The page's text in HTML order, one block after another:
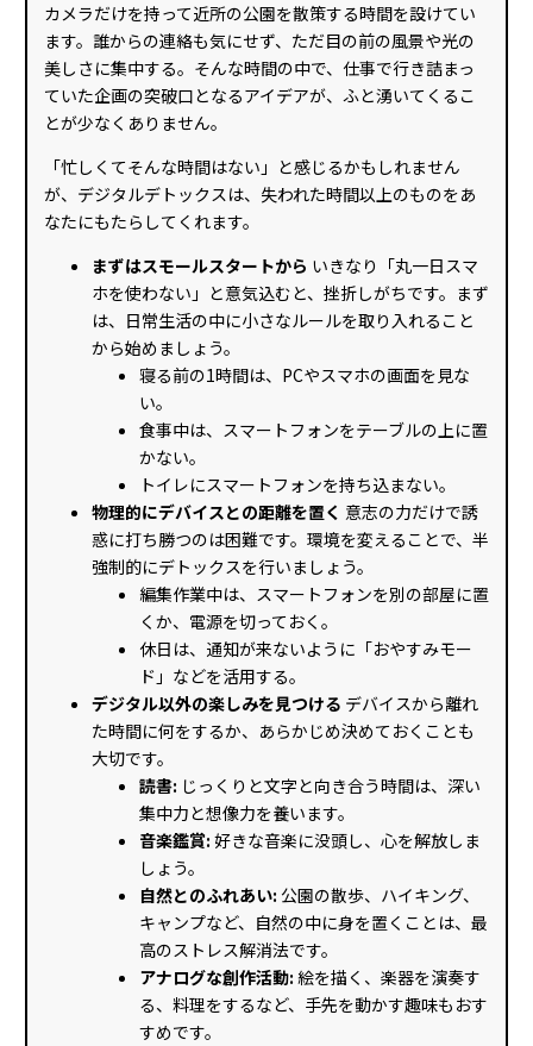
カメラだけを持って近所の公園を散策する時間を設けてい
ます。誰からの連絡も気にせず、ただ目の前の風景や光の
美しさに集中する。そんな時間の中で、仕事で行き詰まっ
ていた企画の突破口となるアイデアが、ふと湧いてくるこ
とが少なくありません。
「忙しくてそんな時間はない」と感じるかもしれません
が、デジタルデトックスは、失われた時間以上のものをあ
なたにもたらしてくれます。
まずはスモールスタートから いきなり「丸一日スマ
ホを使わない」と意気込むと、挫折しがちです。まず
は、日常生活の中に小さなルールを取り入れること
から始めましょう。
寝る前の1時間は、PCやスマホの画面を見な
い。
食事中は、スマートフォンをテーブルの上に置
かない。
トイレにスマートフォンを持ち込まない。
物理的にデバイスとの距離を置く 意志の力だけで誘
惑に打ち勝つのは困難です。環境を変えることで、半
強制的にデトックスを行いましょう。
編集作業中は、スマートフォンを別の部屋に置
くか、電源を切っておく。
休日は、通知が来ないように「おやすみモー
ド」などを活用する。
デジタル以外の楽しみを見つける デバイスから離れ
た時間に何をするか、あらかじめ決めておくことも
大切です。
読書: じっくりと文字と向き合う時間は、深い
集中力と想像力を養います。
音楽鑑賞: 好きな音楽に没頭し、心を解放しま
しょう。
自然とのふれあい: 公園の散歩、ハイキング、
キャンプなど、自然の中に身を置くことは、最
高のストレス解消法です。
アナログな創作活動: 絵を描く、楽器を演奏す
る、料理をするなど、手先を動かす趣味もおす
すめです。